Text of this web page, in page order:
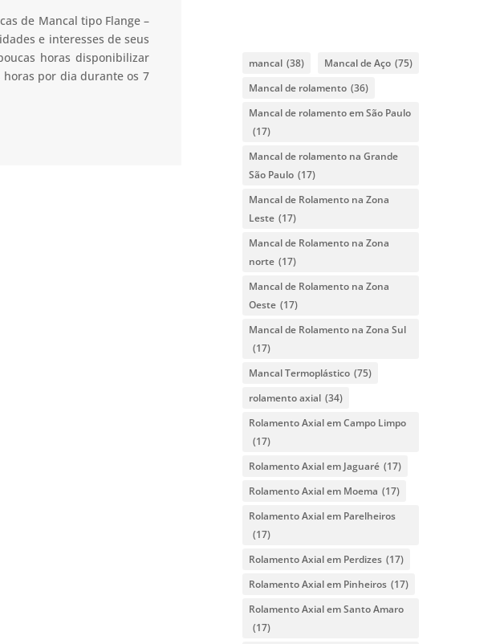
de Mancal tipo Flange –
e interesses de seus
horas disponibilizar
por dia durante os 7
mancal (38) Mancal de Aço (75)
Mancal de rolamento (36)
Mancal de rolamento em São Paulo
(17)
Mancal de rolamento na Grande
São Paulo (17)
Mancal de Rolamento na Zona
Leste (17)
Mancal de Rolamento na Zona
norte (17)
Mancal de Rolamento na Zona
Oeste (17)
Mancal de Rolamento na Zona Sul
(17)
Mancal Termoplástico (75)
rolamento axial (34)
Rolamento Axial em Campo Limpo
(17)
Rolamento Axial em Jaguaré (17)
Rolamento Axial em Moema (17)
Rolamento Axial em Parelheiros
(17)
Rolamento Axial em Perdizes (17)
Rolamento Axial em Pinheiros (17)
Rolamento Axial em Santo Amaro
(17)